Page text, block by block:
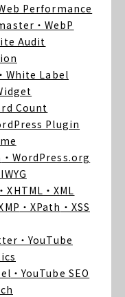
Performance
・WebP
Audit
・White Label
Count
Plugin
・WordPress.org
・XHTML ・XML
・XPath ・XSS
・YouTube
・YouTube SEO